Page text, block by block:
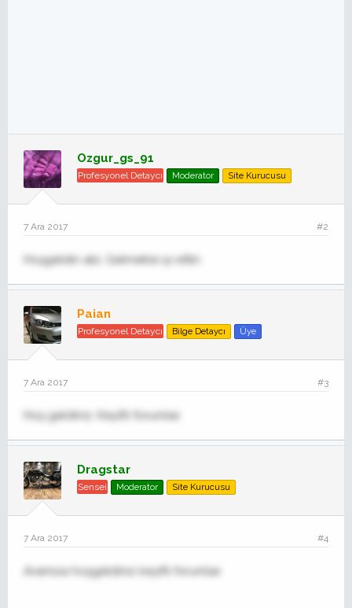
Ozgur_gs_91
Profesyonel Detaycı Moderator Site Kurucusu
7 Ara 2017 #2
Hoşgeldin abi. Gelmekle iyi ettin.
Paian
Profesyonel Detaycı Bilge Detaycı Üye
7 Ara 2017 #3
Hoş geldiniz. Keyifli forumlar.
Dragstar
Sensei Moderator Site Kurucusu
7 Ara 2017 #4
Aramıza hoşgeldiniz keyifli forumlar.